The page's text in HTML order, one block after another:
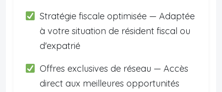
Stratégie fiscale optimisée — Adaptée
à votre situation de résident fiscal ou
d'expatrié
Offres exclusives de réseau — Accès
direct aux meilleures opportunités